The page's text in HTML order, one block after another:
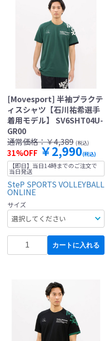
[Movesport] 半袖プラクテ
ィスシャツ【石川祐希選手
着用モデル】 SV6SHT04U-
GR00
通常価格：￥4,389 (税込)
31%OFF ￥2,990(税込)
【即日】当日14時までのご注文で
当日発送
SteP SPORTS VOLLEYBALL
ONLINE
サイズ
カートに入れる